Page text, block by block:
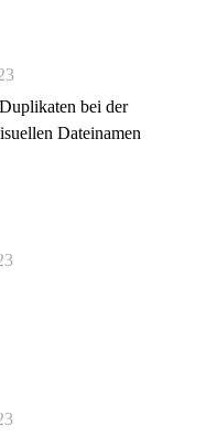
bei der
Dateinamen